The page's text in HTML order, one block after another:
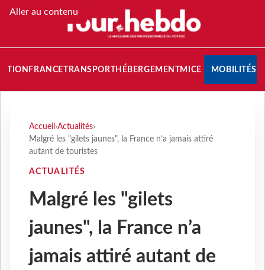
Aller au contenu
FRANCETRANSPORT HÉBERGEMENTMICE MOBILITÉS
Accueil ›Actualités›
Malgré les "gilets jaunes", la France n’a jamais attiré
autant de touristes
ACTUALITÉS
Malgré les "gilets
jaunes", la France n’a
jamais attiré autant de